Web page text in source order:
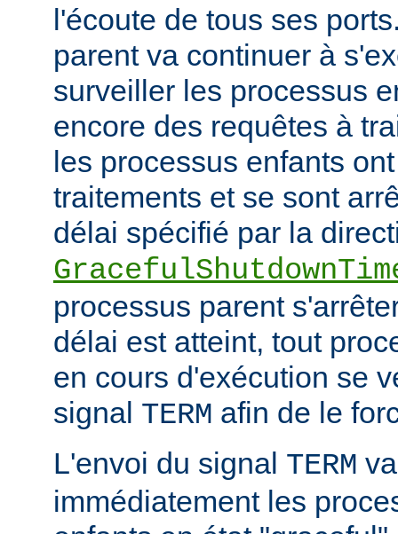
l'écoute de tous ses
parent va continuer à
surveiller les processus
encore des requêtes à
les processus enfants
traitements et se sont
délai spécifié par la
processus parent
délai est atteint, tout
en cours d'exécution se
signal TERM afin de le
L'envoi du signal TERM
immédiatement les